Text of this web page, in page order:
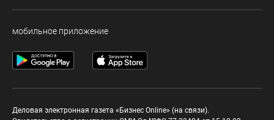
мобильное приложение
Деловая электронная газета «Бизнес Online» (на связи).